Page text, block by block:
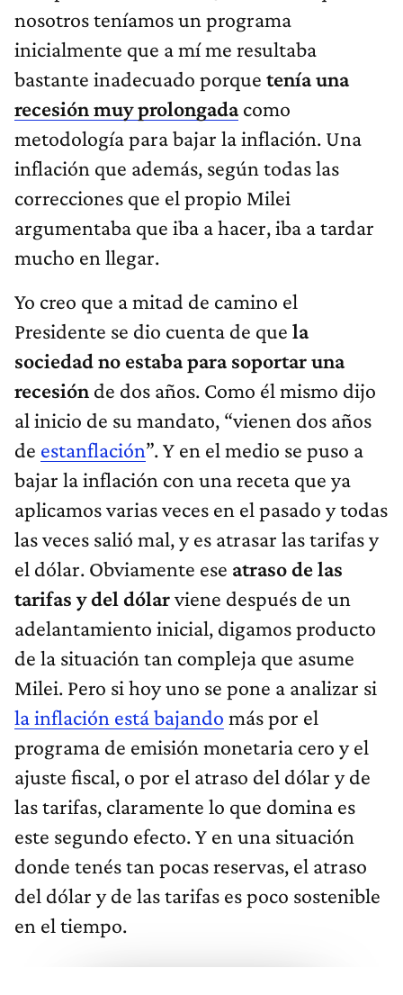
nosotros teníamos un programa
inicialmente que a mí me resultaba
bastante inadecuado porque tenía una
recesión muy prolongadacomo
metodología para bajar la inflación. Una
inflación que además, según todas las
correcciones que el propio Milei
argumentaba que iba a hacer, iba a tardar
mucho en llegar.
Yo creo que a mitad de camino el
Presidente se dio cuenta de que la
sociedad no estaba para soportar una
recesión de dos años. Como él mismo dijo
al inicio de su mandato, “vienen dos años
de estanflación”. Y en el medio se puso a
bajar la inflación con una receta que ya
aplicamos varias veces en el pasado y todas
las veces salió mal, y es atrasar las tarifas y
el dólar. Obviamente ese atraso de las
tarifas y del dólarviene después de un
adelantamiento inicial, digamos producto
de la situación tan compleja que asume
Milei. Pero si hoy uno se pone a analizar si
la inflación está bajando más por el
programa de emisión monetaria cero y el
ajuste fiscal, o por el atraso del dólar y de
las tarifas, claramente lo que domina es
este segundo efecto. Y en una situación
donde tenés tan pocas reservas, el atraso
del dólar y de las tarifas es poco sostenible
en el tiempo.